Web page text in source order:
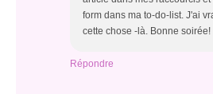
form dans ma to-do-list. J'ai
cette chose -là. Bonne soirée!
Répondre